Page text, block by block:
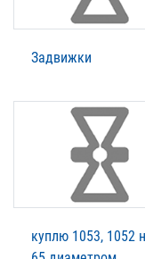
Задвижки
куплю 1053, 1052